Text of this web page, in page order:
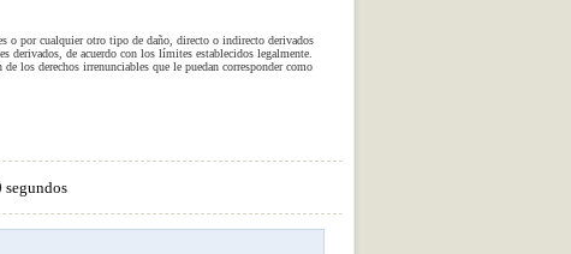
o por cualquier otro tipo de daño, directo o indirecto derivados
derivados, de acuerdo con los límites establecidos legalmente.
los derechos irrenunciables que le puedan corresponder como
segundos